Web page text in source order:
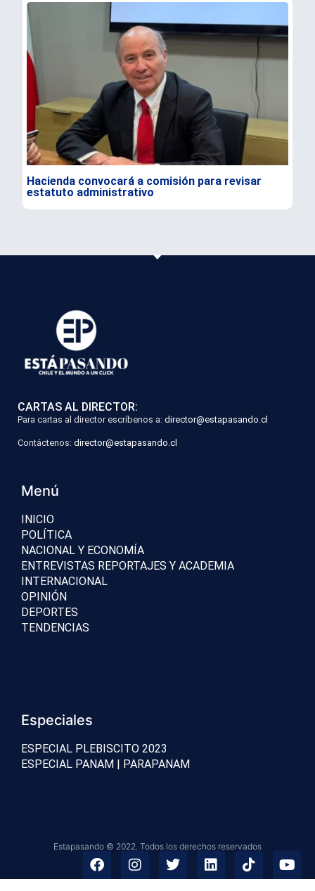
Hacienda convocará a comisión para revisar
estatuto administrativo
CARTAS AL DIRECTOR:
Para cartas al director escríbenos a: director@estapasando.cl
Contáctenos: director@estapasando.cl
Menú
INICIO
POLÍTICA
NACIONAL Y ECONOMÍA
ENTREVISTAS REPORTAJES Y ACADEMIA
INTERNACIONAL
OPINIÓN
DEPORTES
TENDENCIAS
Especiales
ESPECIAL PLEBISCITO 2023
ESPECIAL PANAM | PARAPANAM
Estapasando © 2022. Todos los derechos reservados